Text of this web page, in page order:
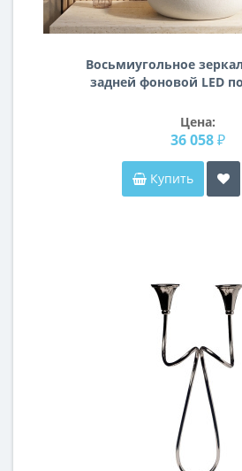
Восьмиугольное
задней фоновой LED
Цена:
36 058 ₽
Купить